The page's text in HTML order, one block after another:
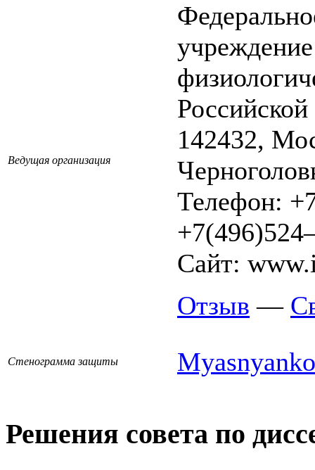
Ведущая организация
142432,
Телефон:
Сайт:
Отзыв —
Стенограмма защиты
Решения совета по